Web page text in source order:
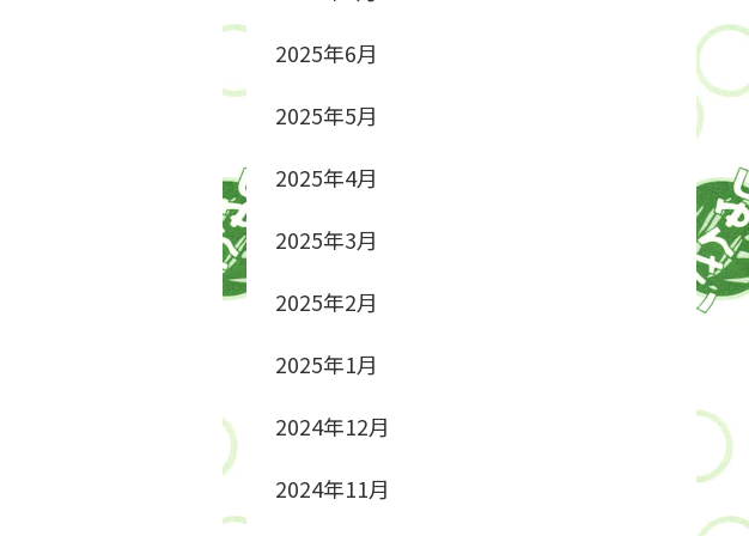
2025年6月
2025年5月
2025年4月
2025年3月
2025年2月
2025年1月
2024年12月
2024年11月